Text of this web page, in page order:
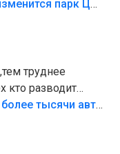
то бордюры
Глава Тольятти рассказал, как изменится парк Центрального района
труднее
кто разводит
полно
В тольяттинский лес не пустили более тысячи автомобилей